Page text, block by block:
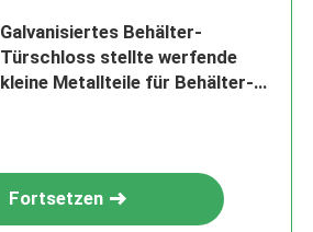
Galvanisiertes Behälter-
Türschloss stellte werfende
kleine Metallteile für Behälter-
Fortsetzen